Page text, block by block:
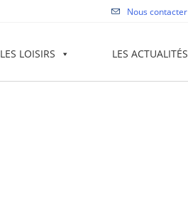
Nous contacter
LES LOISIRS LES ACTUALITÉS